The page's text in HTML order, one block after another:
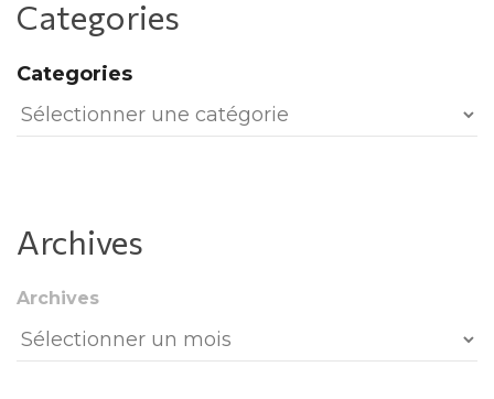
Categorie
Categorie
Archive
Archive